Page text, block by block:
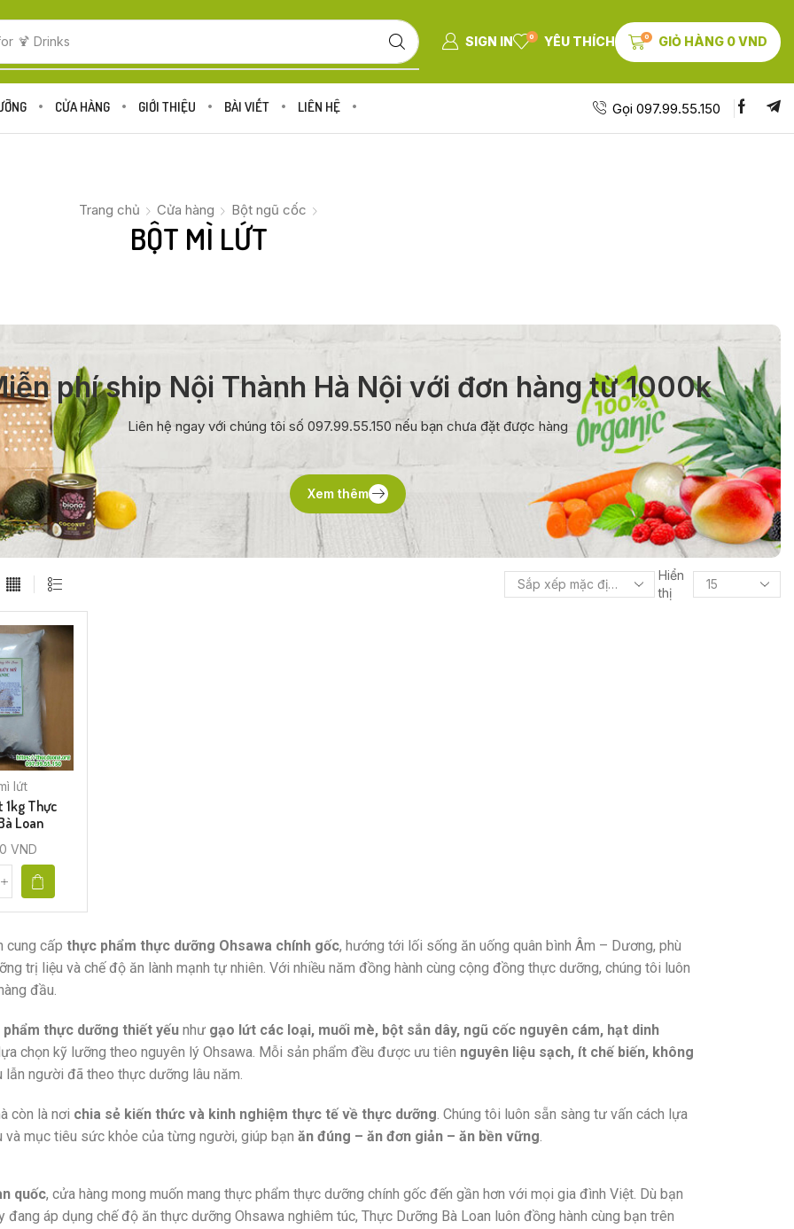
🍹 Drinks SIGN IN 0 YÊU THÍCH 0 GIỎ HÀNG 0VND
CỬA HÀNG GIỚI THIỆU BÀI VIẾT LIÊN HỆ Gọi 097.99.55.150
Trang chủ Cửa hàng Bột ngũ cốc
BỘT MÌ LỨT
phí ship Nội Thành Hà Nội với đơn hàng từ 1000k
Liên hệ ngay với chúng tôi số 097.99.55.150 nếu bạn chưa đặt được hàng
Xem thêm
Hiển
thị
lứt
1kg Thực
Loan
VND
cung cấp thực phẩm thực dưỡng Ohsawa chính gốc, hướng tới lối sống ăn uống quân bình Âm – Dương, phù
trị liệu và chế độ ăn lành mạnh tự nhiên. Với nhiều năm đồng hành cùng cộng đồng thực dưỡng, chúng tôi luôn
đầu.
phẩm thực dưỡng thiết yếu như gạo lứt các loại, muối mè, bột sắn dây, ngũ cốc nguyên cám, hạt dinh
chọn kỹ lưỡng theo nguyên lý Ohsawa. Mỗi sản phẩm đều được ưu tiên nguyên liệu sạch, ít chế biến, không
người đã theo thực dưỡng lâu năm.
còn là nơi chia sẻ kiến thức và kinh nghiệm thực tế về thực dưỡng. Chúng tôi luôn sẵn sàng tư vấn cách lựa
và mục tiêu sức khỏe của từng người, giúp bạn ăn đúng – ăn đơn giản – ăn bền vững.
quốc, cửa hàng mong muốn mang thực phẩm thực dưỡng chính gốc đến gần hơn với mọi gia đình Việt. Dù bạn
đang áp dụng chế độ ăn thực dưỡng Ohsawa nghiêm túc, Thực Dưỡng Bà Loan luôn đồng hành cùng bạn trên